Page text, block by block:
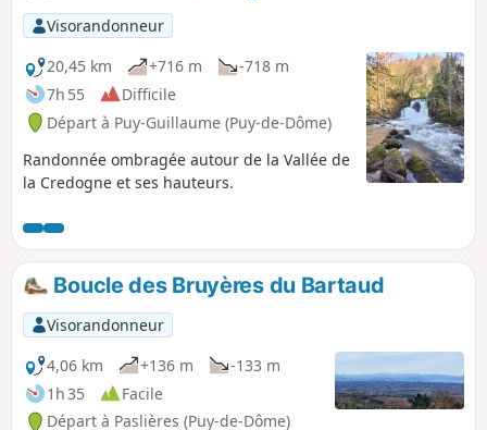
Visorandonneur
20,45 km
+716 m
-718 m
7h 55
Difficile
Départ à Puy-Guillaume (Puy-de-Dôme)
Randonnée ombragée autour de la Vallée de
la Credogne et ses hauteurs.
Boucle des Bruyères du Bartaud
Visorandonneur
4,06 km
+136 m
-133 m
1h 35
Facile
Départ à Paslières (Puy-de-Dôme)